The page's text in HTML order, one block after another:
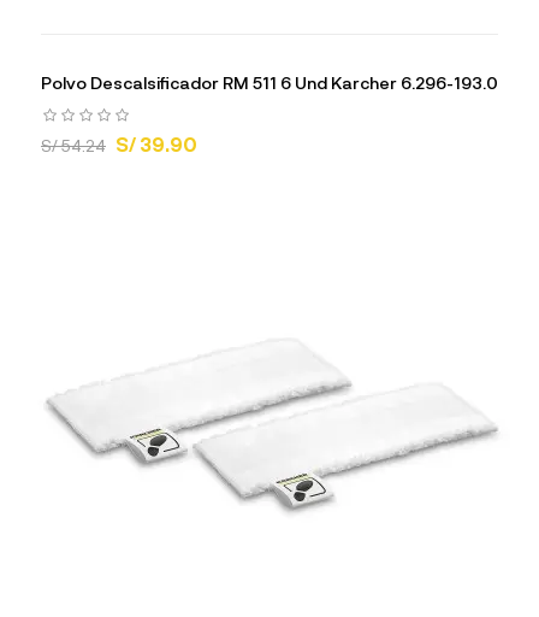
Polvo Descalsificador RM 511 6 Und Karcher 6.296-193.0
S/ 54.24 S/ 39.90